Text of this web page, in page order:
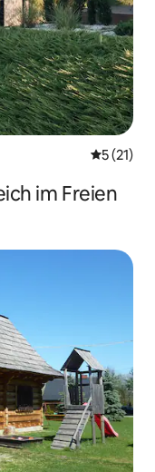
5 (21)
im Freien